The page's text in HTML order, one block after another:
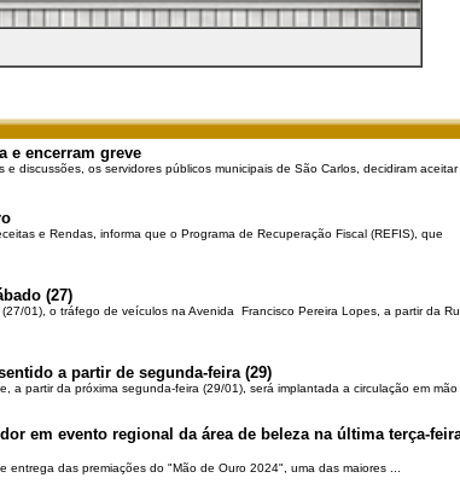
e encerram greve
discussões, os servidores públicos municipais de São Carlos, decidiram aceitar
e Rendas, informa que o Programa de Recuperação Fiscal (REFIS), que
(27)
01), o tráfego de veículos na Avenida Francisco Pereira Lopes, a partir da
a partir de segunda-feira (29)
a partir da próxima segunda-feira (29/01), será implantada a circulação em mão
em evento regional da área de beleza na última terça-
das premiações do "Mão de Ouro 2024", uma das maiores ...